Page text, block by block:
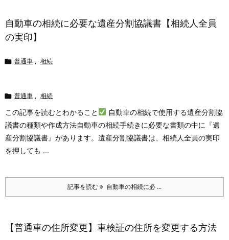
自動車の相続に必要な遺産分割協議書【相続人全員
の実印】
 普通車 , 相続
 普通車 , 相続
この記事を読むとわかること
自動車の相続で使用する遺産分割協
議書の種類や作成方法自動車の相続手続きに必要な書類の中に『遺
産分割協議書』があります。遺産分割協議書は、相続人全員の実印
を押しても ...
記事を読む 自動車の相続に必 ...
【普通車の住所変更】車検証の住所を変更する方法